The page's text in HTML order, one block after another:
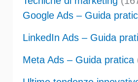
Google Ads – Guida
LinkedIn Ads – Guida
Meta Ads – Guida pratica